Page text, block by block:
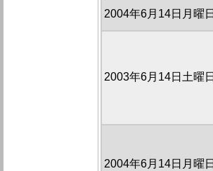
2004年6月14日月曜日
2003年6月14日土曜日
2004年6月14日月曜日